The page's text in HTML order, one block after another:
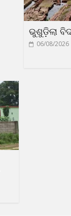
ଭୁଶୁଡ଼ିଲା
06/08/2026